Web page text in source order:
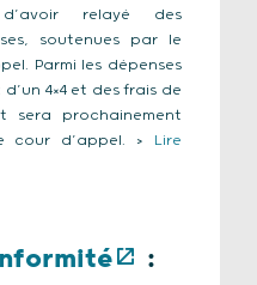
relayé des
soutenues par le
Parmi les dépenses
4×4 et des frais de
sera prochainement
cour d’appel. > Lire
: